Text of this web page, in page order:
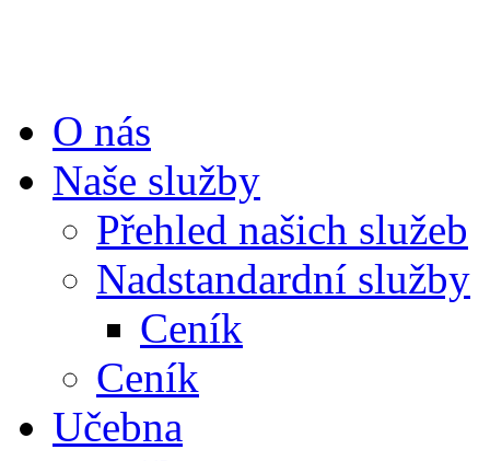
O nás
Naše služby
Přehled našich služeb
Nadstandardní služby
Ceník
Ceník
Učebna